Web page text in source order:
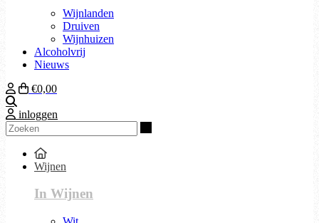
Wijnlanden
Druiven
Wijnhuizen
Alcoholvrij
Nieuws
€0,00
inloggen
Wijnen
In Wijnen